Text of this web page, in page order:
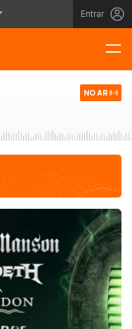
Entrar
NO AR